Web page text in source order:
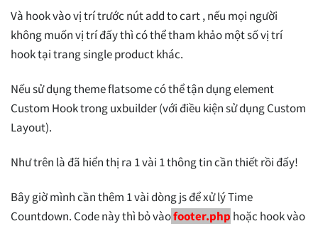
Và hook vào vị trí trước nút add to cart , nếu mọi người
không muốn vị trí đấy thì có thể tham khảo một số vị trí
hook tại trang single product khác.
Nếu sử dụng theme flatsome có thể tận dụng element
Custom Hook trong uxbuilder (với điều kiện sử dụng Custom
Layout).
Như trên là đã hiển thị ra 1 vài 1 thông tin cần thiết rồi đấy!
Bây giờ mình cần thêm 1 vài dòng js để xử lý Time
Countdown. Code này thì bỏ vàofooter.php hoặc hook vào